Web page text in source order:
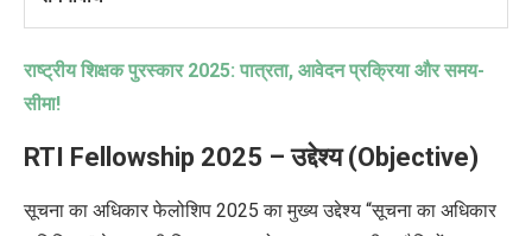
राष्ट्रीय शिक्षक पुरस्कार 2025: पात्रता, आवेदन प्रक्रिया और समय-
सीमा!
RTI Fellowship 2025 – उद्देश्य (Objective)
सूचना का अधिकार फेलोशिप 2025 का मुख्य उद्देश्य “सूचना का अधिकार